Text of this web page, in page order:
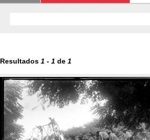
Resultados 1 - 1 de 1